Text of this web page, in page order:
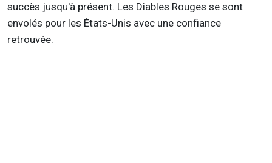
succès jusqu'à présent. Les Diables Rouges se sont
envolés pour les États-Unis avec une confiance
retrouvée.